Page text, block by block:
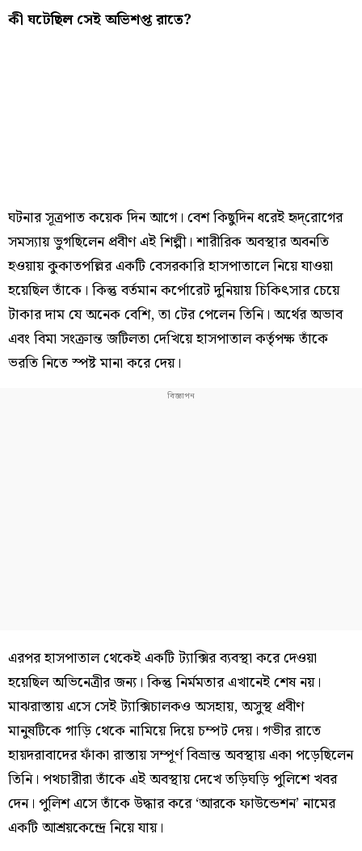
কী ঘটেছিল সেই অভিশপ্ত রাতে?
ঘটনার সূত্রপাত কয়েক দিন আগে। বেশ কিছুদিন ধরেই হৃদ্‌রোগের
সমস্যায় ভুগছিলেন প্রবীণ এই শিল্পী। শারীরিক অবস্থার অবনতি
হওয়ায় কুকাতপল্লির একটি বেসরকারি হাসপাতালে নিয়ে যাওয়া
হয়েছিল তাঁকে। কিন্তু বর্তমান কর্পোরেট দুনিয়ায় চিকিৎসার চেয়ে
টাকার দাম যে অনেক বেশি, তা টের পেলেন তিনি। অর্থের অভাব
এবং বিমা সংক্রান্ত জটিলতা দেখিয়ে হাসপাতাল কর্তৃপক্ষ তাঁকে
ভরতি নিতে স্পষ্ট মানা করে দেয়।
এরপর হাসপাতাল থেকেই একটি ট্যাক্সির ব্যবস্থা করে দেওয়া
হয়েছিল অভিনেত্রীর জন্য। কিন্তু নির্মমতার এখানেই শেষ নয়।
মাঝরাস্তায় এসে সেই ট্যাক্সিচালকও অসহায়, অসুস্থ প্রবীণ
মানুষটিকে গাড়ি থেকে নামিয়ে দিয়ে চম্পট দেয়। গভীর রাতে
হায়দরাবাদের ফাঁকা রাস্তায় সম্পূর্ণ বিভ্রান্ত অবস্থায় একা পড়েছিলেন
তিনি। পথচারীরা তাঁকে এই অবস্থায় দেখে তড়িঘড়ি পুলিশে খবর
দেন। পুলিশ এসে তাঁকে উদ্ধার করে ‘আরকে ফাউন্ডেশন’ নামের
একটি আশ্রয়কেন্দ্রে নিয়ে যায়।